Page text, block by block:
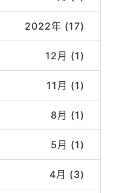
2022年 (17)
12月 (1)
11月 (1)
8月 (1)
5月 (1)
4月 (3)